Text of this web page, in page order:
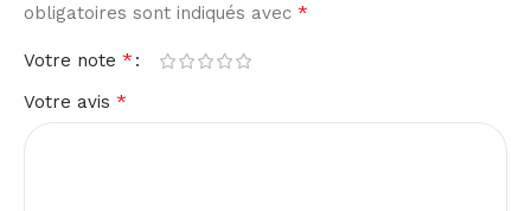
obligatoires sont indiqués avec *
Votre note *
Votre avis *